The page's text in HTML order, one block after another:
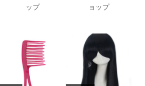
ップ
ョップ